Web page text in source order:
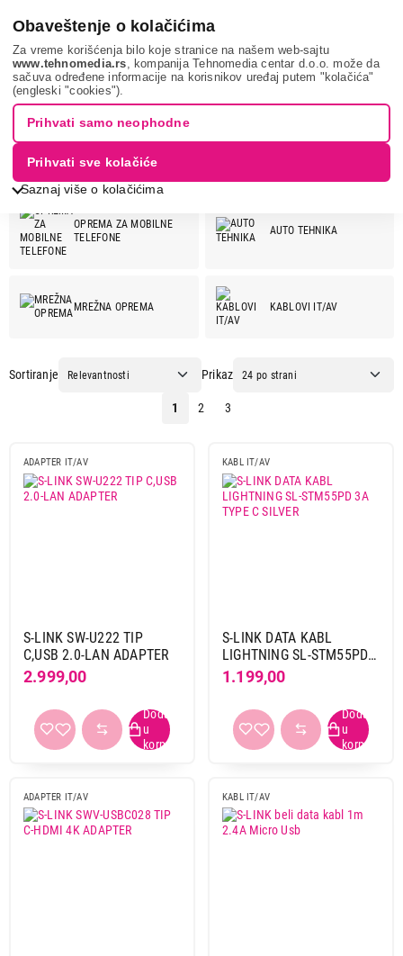
Obaveštenje o kolačićima
Za vreme korišćenja bilo koje stranice na našem web-sajtu
www.tehnomedia.rs , kompanija Tehnomedia centar d.o.o. može da
sačuva određene informacije na korisnikov uređaj putem "kolačića"
(engleski "cookies").
Saznaj više o kolačićima
Prihvati samo neophodne
Prihvati sve kolačiće
S-LINK
S-LINK
S-LINK ponuda:
OPREMA ZA MOBILNE
TELEFONE
AUTO TEHNIKA
MREŽNA OPREMA KABLOVI IT/AV
ELEKTRO ZAŠTITA I
Sortiranje Prikaz
1 2 3
ADAPTER IT/AV
S-LINK SW-U222 TIP
C,USB 2.0-LAN ADAPTER
2.999,00
KABL IT/AV
S-LINK DATA KABL
LIGHTNING SL-STM55PD
3A TYPE C SILVER
1.199,00
ADAPTER IT/AV KABL IT/AV